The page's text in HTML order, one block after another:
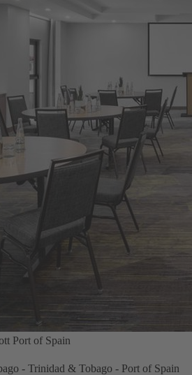
Port of Spain
- Trinidad & Tobago - Port of Spain